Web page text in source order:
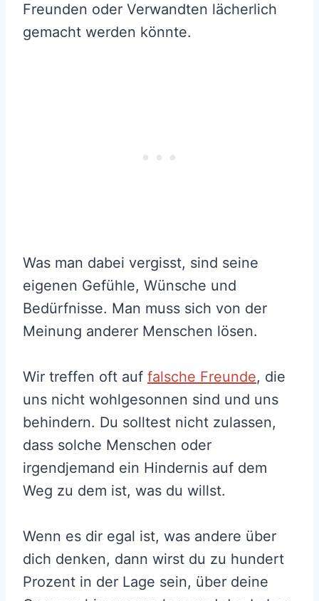
Freunden oder Verwandten lächerlich
gemacht werden könnte.
Was man dabei vergisst, sind seine
eigenen Gefühle, Wünsche und
Bedürfnisse. Man muss sich von der
Meinung anderer Menschen lösen.
Wir treffen oft auf falsche Freunde, die
uns nicht wohlgesonnen sind und uns
behindern. Du solltest nicht zulassen,
dass solche Menschen oder
irgendjemand ein Hindernis auf dem
Weg zu dem ist, was du willst.
Wenn es dir egal ist, was andere über
dich denken, dann wirst du zu hundert
Prozent in der Lage sein, über deine